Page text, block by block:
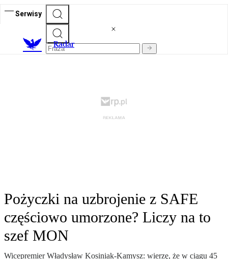
Serwisy
Radar
Pożyczki na uzbrojenie z SAFE
częściowo umorzone? Liczy na to
szef MON
Wicepremier Władysław Kosiniak-Kamysz: wierzę, że w ciągu 45